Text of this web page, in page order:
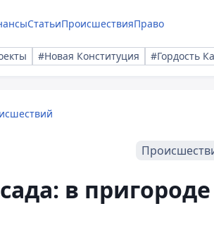
СтатьиПроисшествияПраво
#Новая Конституция #Гордость
в пригороде